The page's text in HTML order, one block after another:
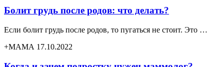
Болит грудь после родов: что делать?
Если болит грудь после родов, то пугаться не стоит. Это …
+МАМА 17.10.2022